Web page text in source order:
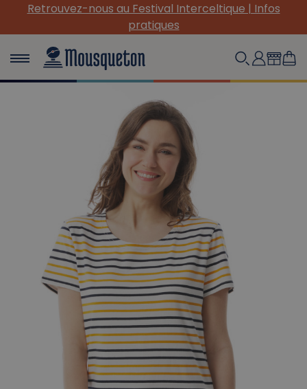
Retrouvez-nous au Festival Interceltique | Infos
pratiques